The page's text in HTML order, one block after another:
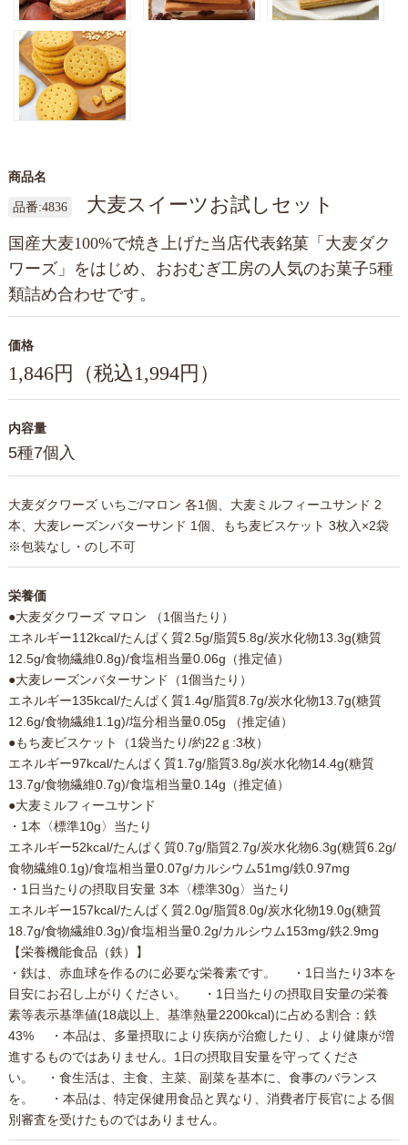
商品名
品番:4836 大麦スイーツお試しセット
国産大麦100%で焼き上げた当店代表銘菓「大麦ダク
ワーズ」をはじめ、おおむぎ工房の人気のお菓子5種
類詰め合わせです。
価格
1,846円（税込1,994円）
内容量
5種7個入
大麦ダクワーズ いちご/マロン 各1個、大麦ミルフィーユサンド 2
本、大麦レーズンバターサンド 1個、もち麦ビスケット 3枚入×2袋
※包装なし・のし不可
栄養価
●大麦ダクワーズ マロン （1個当たり）
エネルギー112kcal/たんぱく質2.5g/脂質5.8g/炭水化物13.3g(糖質
12.5g/食物繊維0.8g)/食塩相当量0.06g（推定値）
●大麦レーズンバターサンド（1個当たり）
エネルギー135kcal/たんぱく質1.4g/脂質8.7g/炭水化物13.7g(糖質
12.6g/食物繊維1.1g)/塩分相当量0.05g （推定値）
●もち麦ビスケット（1袋当たり/約22ｇ:3枚）
エネルギー97kcal/たんぱく質1.7g/脂質3.8g/炭水化物14.4g(糖質
13.7g/食物繊維0.7g)/食塩相当量0.14g（推定値）
●大麦ミルフィーユサンド
・1本〈標準10g〉当たり
エネルギー52kcal/たんぱく質0.7g/脂質2.7g/炭水化物6.3g(糖質6.2g/
食物繊維0.1g)/食塩相当量0.07g/カルシウム51mg/鉄0.97mg
・1日当たりの摂取目安量 3本〈標準30g〉当たり
エネルギー157kcal/たんぱく質2.0g/脂質8.0g/炭水化物19.0g(糖質
18.7g/食物繊維0.3g)/食塩相当量0.2g/カルシウム153mg/鉄2.9mg
【栄養機能食品（鉄）】
・鉄は、赤血球を作るのに必要な栄養素です。 ・1日当たり3本を
目安にお召し上がりください。 ・1日当たりの摂取目安量の栄養
素等表示基準値(18歳以上、基準熱量2200kcal)に占める割合：鉄
43% ・本品は、多量摂取により疾病が治癒したり、より健康が増
進するものではありません。1日の摂取目安量を守ってくださ
い。 ・食生活は、主食、主菜、副菜を基本に、食事のバランス
を。 ・本品は、特定保健用食品と異なり、消費者庁長官による個
別審査を受けたものではありません。